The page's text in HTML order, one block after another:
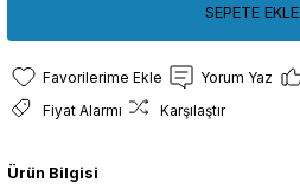
SEPETE EKLE
Yorum Yaz
Fiyat Alarmı
Karşılaştır
Ürün Bilgisi